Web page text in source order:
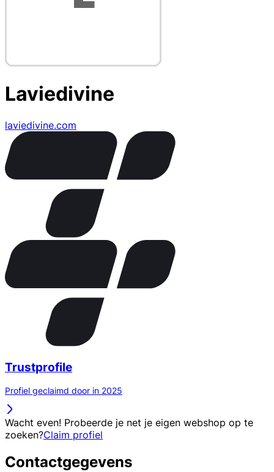
Laviedivine
laviedivine.com
Trustprofile
Profiel geclaimd door in 2025
Wacht even! Probeerde je net je eigen webshop op te
zoeken?Claim profiel
Contactgegevens